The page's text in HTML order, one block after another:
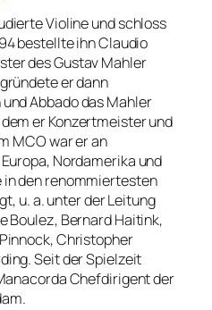
Violine und schloss
bestellte ihn Claudio
des Gustav Mahler
er dann
Abbado das Mahler
er Konzertmeister und
MCO war er an
Nordamerika und
in den renommiertesten
u. a. unter der Leitung
Boulez, Bernard Haitink,
Christopher
Seit der Spielzeit
Chefdirigent der